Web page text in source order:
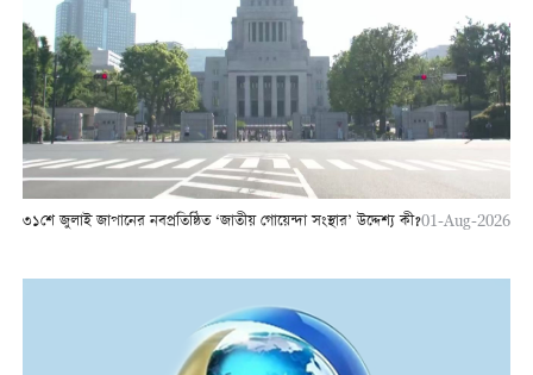
৩১শে জুলাই জাপানের নবপ্রতিষ্ঠিত ‘জাতীয় গোয়েন্দা সংস্থার’ উদ্দেশ্য কী?01-Aug-2026